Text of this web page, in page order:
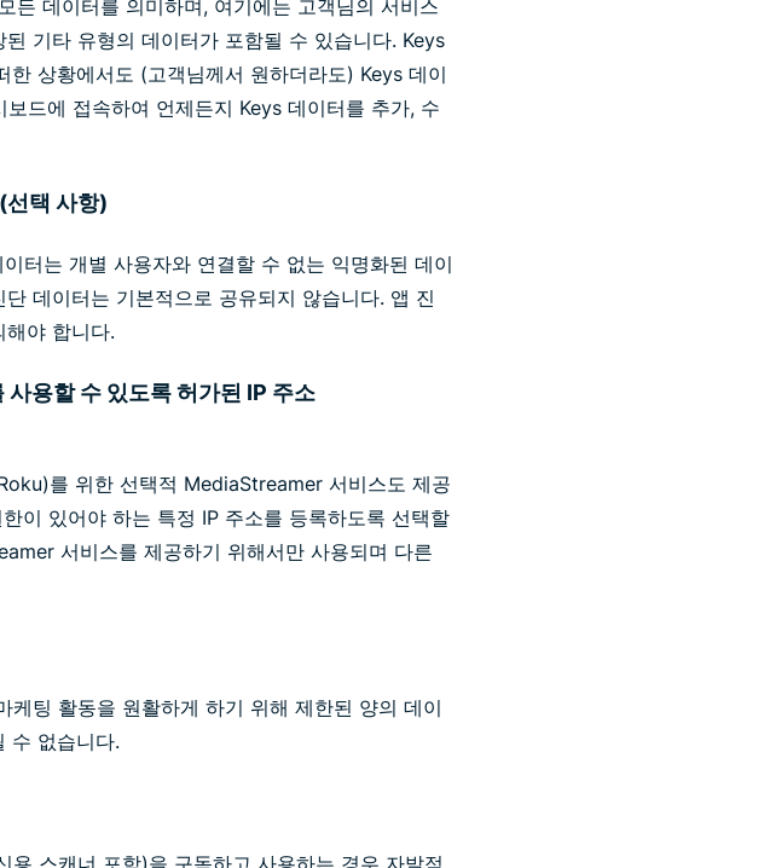
든 데이터를 의미하며, 여기에는 고객님의 서비스
기타 유형의 데이터가 포함될 수 있습니다. Keys
상황에서도 (고객님께서 원하더라도) Keys 데이
드에 접속하여 언제든지 Keys 데이터를 추가, 수
선택 사항)
터는 개별 사용자와 연결할 수 없는 익명화된 데이
데이터는 기본적으로 공유되지 않습니다. 앱 진
해야 합니다.
용할 수 있도록 허가된 IP 주소
를 위한 선택적 MediaStreamer 서비스도 제공
이 있어야 하는 특정 IP 주소를 등록하도록 선택할
서비스를 제공하기 위해서만 사용되며 다른
팅 활동을 원활하게 하기 위해 제한된 양의 데이
수 없습니다.
스캐너 포함)을 구독하고 사용하는 경우 자발적